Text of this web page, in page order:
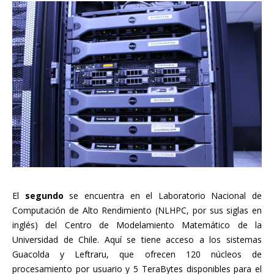
El segundo se encuentra en el Laboratorio Nacional de
Computación de Alto Rendimiento (NLHPC, por sus siglas en
inglés) del Centro de Modelamiento Matemático de la
Universidad de Chile. Aquí se tiene acceso a los sistemas
Guacolda y Leftraru, que ofrecen 120 núcleos de
procesamiento por usuario y 5 TeraBytes disponibles para el